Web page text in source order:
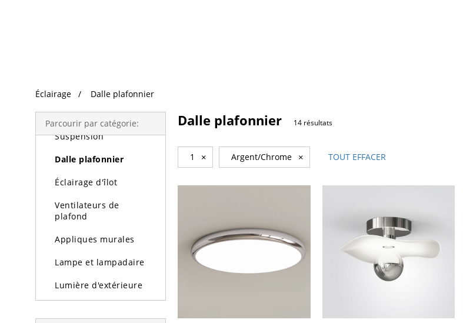
Éclairage Dalle plafonnier
Parcourir par catégorie:
Éclairage
Lustres
Suspension
Dalle plafonnier
Éclairage d'îlot
Ventilateurs de
plafond
Appliques murales
Lampe et lampadaire
Lumière d'extérieure
Dalle plafonnier 14 résultats
1 × Argent/Chrome × TOUT EFFACER